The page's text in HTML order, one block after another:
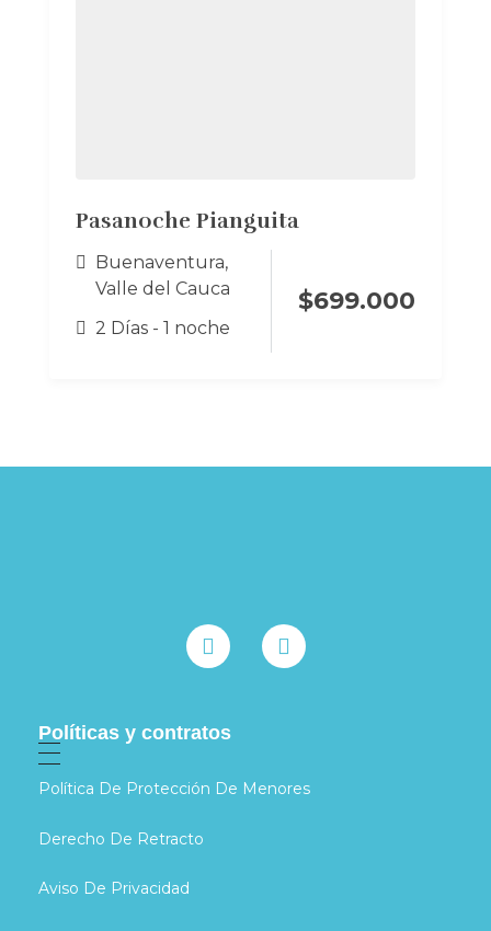
Pasanoche Pianguita
Buenaventura,
Valle del Cauca
2 Días - 1 noche
$699.000
Políticas y contratos
Política De Protección De Menores
Derecho De Retracto
Aviso De Privacidad